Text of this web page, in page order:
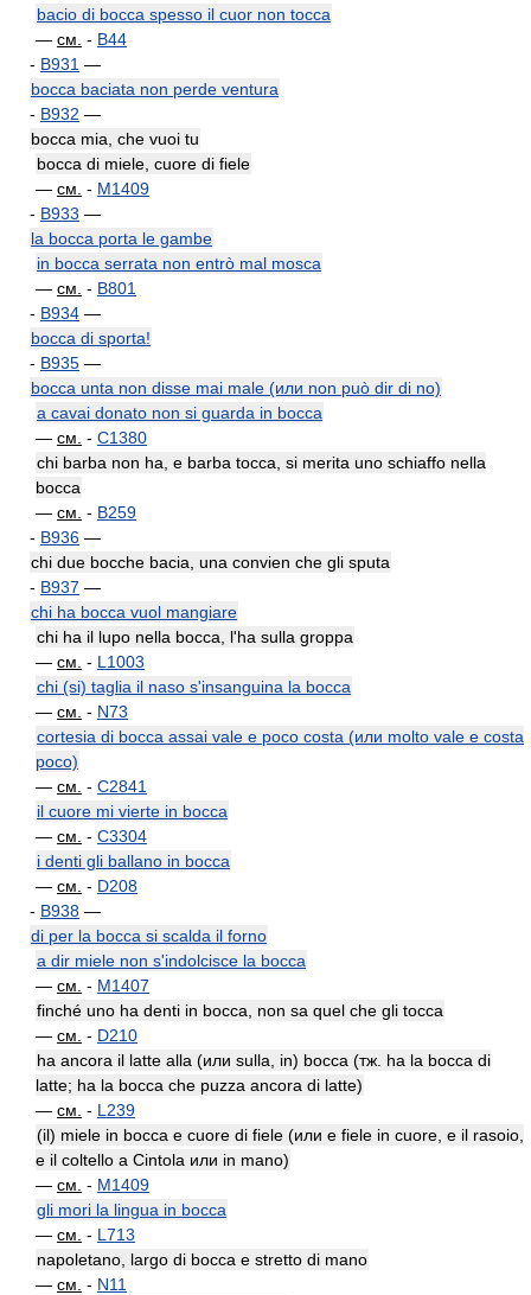
bacio di bocca spesso il cuor non tocca
— см. - B44
- B931 —
bocca baciata non perde ventura
- B932 —
bocca mia, che vuoi tu
bocca di miele, cuore di fiele
— см. - M1409
- B933 —
la bocca porta le gambe
in bocca serrata non entrò mal mosca
— см. - B801
- B934 —
bocca di sporta!
- B935 —
bocca unta non disse mai male (или non può dir di no)
a cavai donato non si guarda in bocca
— см. - C1380
chi barba non ha, e barba tocca, si merita uno schiaffo nella
bocca
— см. - B259
- B936 —
chi due bocche bacia, una convien che gli sputa
- B937 —
chi ha bocca vuol mangiare
chi ha il lupo nella bocca, l'ha sulla groppa
— см. - L1003
chi (si) taglia il naso s'insanguina la bocca
— см. - N73
cortesia di bocca assai vale e poco costa (или molto vale e costa
poco)
— см. - C2841
il cuore mi vierte in bocca
— см. - C3304
i denti gli ballano in bocca
— см. - D208
- B938 —
di per la bocca si scalda il forno
a dir miele non s'indolcisce la bocca
— см. - M1407
finché uno ha denti in bocca, non sa quel che gli tocca
— см. - D210
ha ancora il latte alla (или sulla, in) bocca (тж. ha la bocca di
latte; ha la bocca che puzza ancora di latte)
— см. - L239
(il) miele in bocca e cuore di fiele (или e fiele in cuore, e il rasoio,
e il coltello a Cintola или in mano)
— см. - M1409
gli mori la lingua in bocca
— см. - L713
napoletano, largo di bocca e stretto di mano
— см. - N11